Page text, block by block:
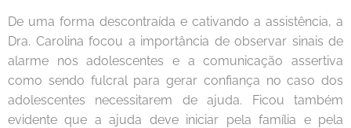
De uma forma descontraída e cativando a assistência, a
Dra. Carolina focou a importância de observar sinais de
alarme nos adolescentes e a comunicação assertiva
como sendo fulcral para gerar confiança no caso dos
adolescentes necessitarem de ajuda. Ficou também
evidente que a ajuda deve iniciar pela família e pela